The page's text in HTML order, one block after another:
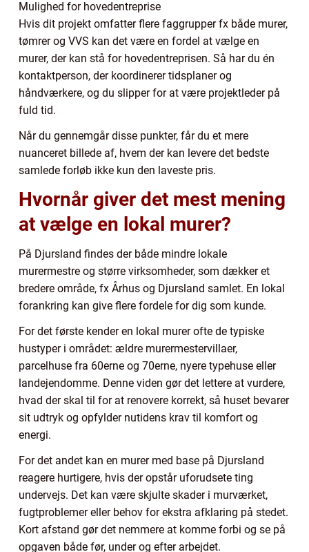
Mulighed for hovedentreprise
Hvis dit projekt omfatter flere faggrupper fx både murer,
tømrer og VVS kan det være en fordel at vælge en
murer, der kan stå for hovedentreprisen. Så har du én
kontaktperson, der koordinerer tidsplaner og
håndværkere, og du slipper for at være projektleder på
fuld tid.
Når du gennemgår disse punkter, får du et mere
nuanceret billede af, hvem der kan levere det bedste
samlede forløb ikke kun den laveste pris.
Hvornår giver det mest mening
at vælge en lokal murer?
På Djursland findes der både mindre lokale
murermestre og større virksomheder, som dækker et
bredere område, fx Århus og Djursland samlet. En lokal
forankring kan give flere fordele for dig som kunde.
For det første kender en lokal murer ofte de typiske
hustyper i området: ældre murermestervillaer,
parcelhuse fra 60erne og 70erne, nyere typehuse eller
landejendomme. Denne viden gør det lettere at vurdere,
hvad der skal til for at renovere korrekt, så huset bevarer
sit udtryk og opfylder nutidens krav til komfort og
energi.
For det andet kan en murer med base på Djursland
reagere hurtigere, hvis der opstår uforudsete ting
undervejs. Det kan være skjulte skader i murværket,
fugtproblemer eller behov for ekstra afklaring på stedet.
Kort afstand gør det nemmere at komme forbi og se på
opgaven både før, under og efter arbejdet.